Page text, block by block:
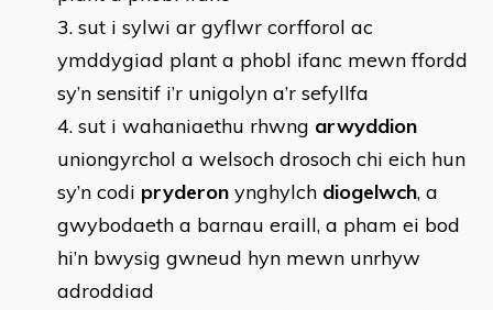
sut i sylwi ar gyflwr corfforol ac
ymddygiad plant a phobl ifanc mewn ffordd
sy’n sensitif i’r unigolyn a’r sefyllfa
sut i wahaniaethu rhwng arwyddion
uniongyrchol a welsoch drosoch chi eich hun
sy’n codi pryderon ynghylch diogelwch, a
gwybodaeth a barnau eraill, a pham ei bod
hi’n bwysig gwneud hyn mewn unrhyw
adroddiad